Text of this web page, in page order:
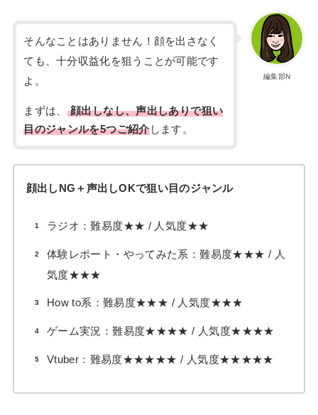
編集部N
そんなことはありません！顔を出さなく
ても、十分収益化を狙うことが可能です
よ。
まずは、
顔出しなし、声出しありで狙い
目のジャンルを5つご紹介します。
顔出しNG＋声出しOKで狙い目のジャンル
ラジオ：難易度★★ / 人気度★★
体験レポート・やってみた系：難易度★★★ / 人
気度★★★
How to系：難易度★★★ / 人気度★★★
ゲーム実況：難易度★★★★ / 人気度★★★★
Vtuber：難易度★★★★★ / 人気度★★★★★